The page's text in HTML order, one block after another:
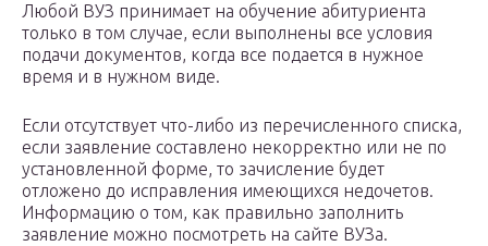
Любой ВУЗ принимает на обучение абитуриента
только в том случае, если выполнены все условия
подачи документов, когда все подается в нужное
время и в нужном виде.
Если отсутствует что-либо из перечисленного списка,
если заявление составлено некорректно или не по
установленной форме, то зачисление будет
отложено до исправления имеющихся недочетов.
Информацию о том, как правильно заполнить
заявление можно посмотреть на сайте ВУЗа.